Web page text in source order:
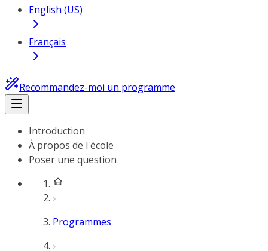
English (US)
Français
Recommandez-moi un programme
Introduction
À propos de l'école
Poser une question
Programmes